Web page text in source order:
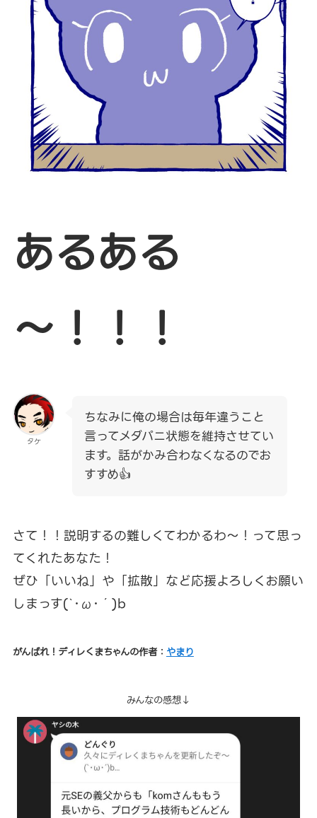
あるある
～！！！
タケ
ちなみに俺の場合は毎年違うこと
言ってメダパニ状態を維持させてい
ます。話がかみ合わなくなるのでお
すすめ👍
さて！！説明するの難しくてわかるわ～！って思っ
てくれたあなた！
ぜひ「いいね」や「拡散」など応援よろしくお願い
しまっす(`･ω･´)b
がんばれ！ディレくまちゃんの作者： やまり
みんなの感想↓